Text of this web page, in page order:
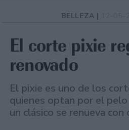
BELLEZA |
El corte pixie
renovado
El pixie es uno de los
quienes optan por el
un clásico se renueva